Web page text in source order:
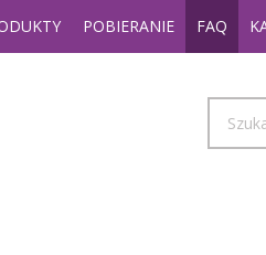
POBIERANIE FAQ